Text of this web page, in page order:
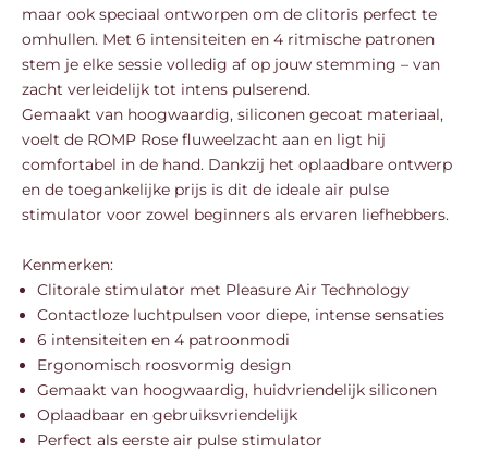
maar ook speciaal ontworpen om de clitoris perfect te
omhullen. Met 6 intensiteiten en 4 ritmische patronen
stem je elke sessie volledig af op jouw stemming – van
zacht verleidelijk tot intens pulserend.
Gemaakt van hoogwaardig, siliconen gecoat materiaal,
voelt de ROMP Rose fluweelzacht aan en ligt hij
comfortabel in de hand. Dankzij het oplaadbare ontwerp
en de toegankelijke prijs is dit de ideale air pulse
stimulator voor zowel beginners als ervaren liefhebbers.
Kenmerken:
Clitorale stimulator met Pleasure Air Technology
Contactloze luchtpulsen voor diepe, intense sensaties
6 intensiteiten en 4 patroonmodi
Ergonomisch roosvormig design
Gemaakt van hoogwaardig, huidvriendelijk siliconen
Oplaadbaar en gebruiksvriendelijk
Perfect als eerste air pulse stimulator